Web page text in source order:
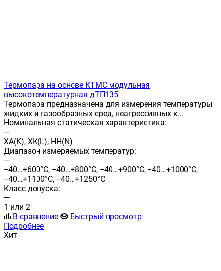
Термопара на основе КТМС модульная
высокотемпературная дТП135
Термопара предназначена для измерения температуры
жидких и газообразных сред, неагрессивных к...
Номинальная статическая характеристика:
—
ХА(K), ХК(L), НН(N)
Диапазон измеряемых температур:
—
−40…+600°C, −40…+800°C, −40…+900°C, −40…+1000°С,
−40…+1100°С, −40…+1250°С
Класс допуска:
—
1 или 2
В сравнение
Быстрый просмотр
Подробнее
Хит